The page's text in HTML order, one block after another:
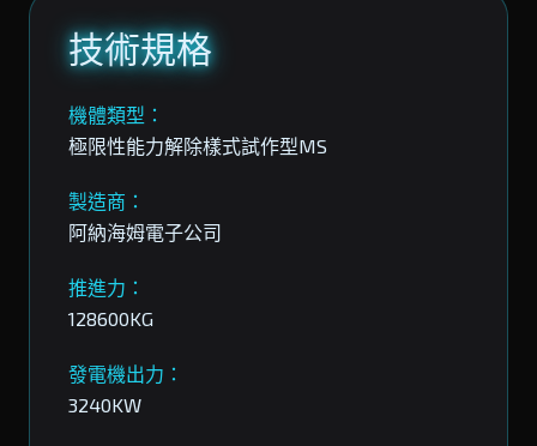
技術規格
機體類型：
極限性能力解除樣式試作型MS
製造商：
阿納海姆電子公司
推進力：
128600KG
發電機出力：
3240KW